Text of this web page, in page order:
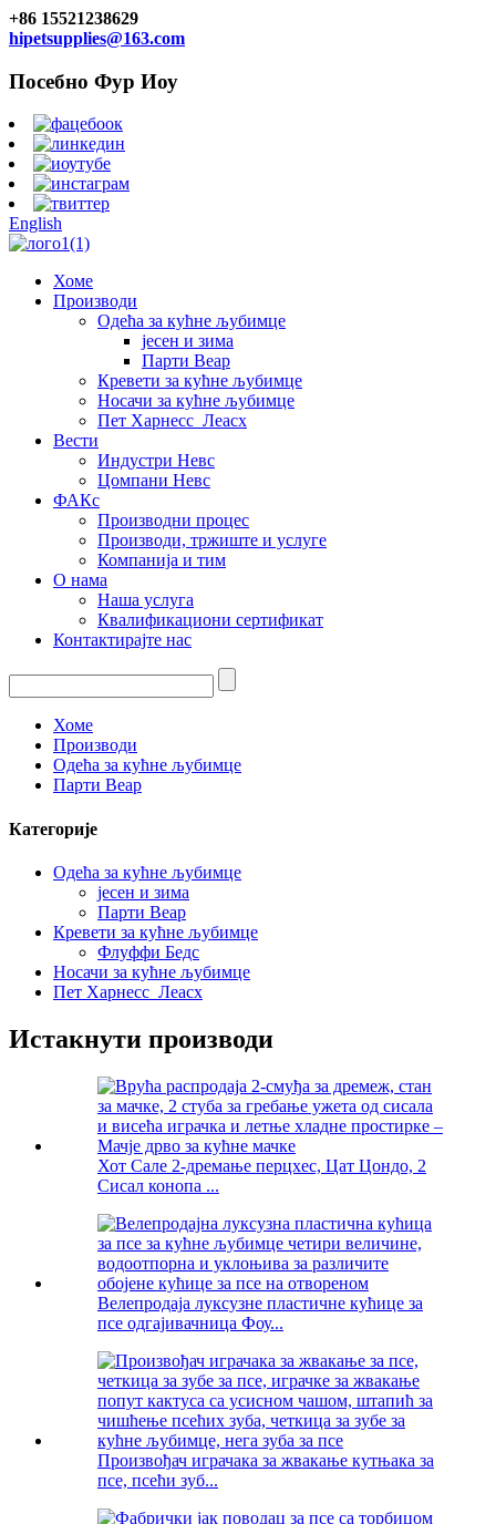
+86 15521238629
hipetsupplies@163.com
Посебно Фур Иоу
English
Хоме
Производи
Одећа за кућне љубимце
јесен и зима
Парти Веар
Кревети за кућне љубимце
Носачи за кућне љубимце
Пет Харнесс_Леасх
Вести
Индустри Невс
Цомпани Невс
ФАКс
Производни процес
Производи, тржиште и услуге
Компанија и тим
О нама
Наша услуга
Квалификациони сертификат
Контактирајте нас
Хоме
Производи
Одећа за кућне љубимце
Парти Веар
Категорије
Одећа за кућне љубимце
јесен и зима
Парти Веар
Кревети за кућне љубимце
Флуффи Бедс
Носачи за кућне љубимце
Пет Харнесс_Леасх
Истакнути производи
Хот Сале 2-дремање перцхес, Цат Цондо, 2
Сисал конопа ...
Велепродаја луксузне пластичне кућице за
псе одгајивачница Фоу...
Произвођач играчака за жвакање кутњака за
псе, псећи зуб...